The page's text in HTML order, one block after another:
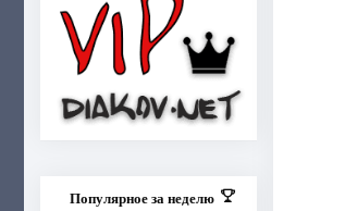
Популярное за неделю